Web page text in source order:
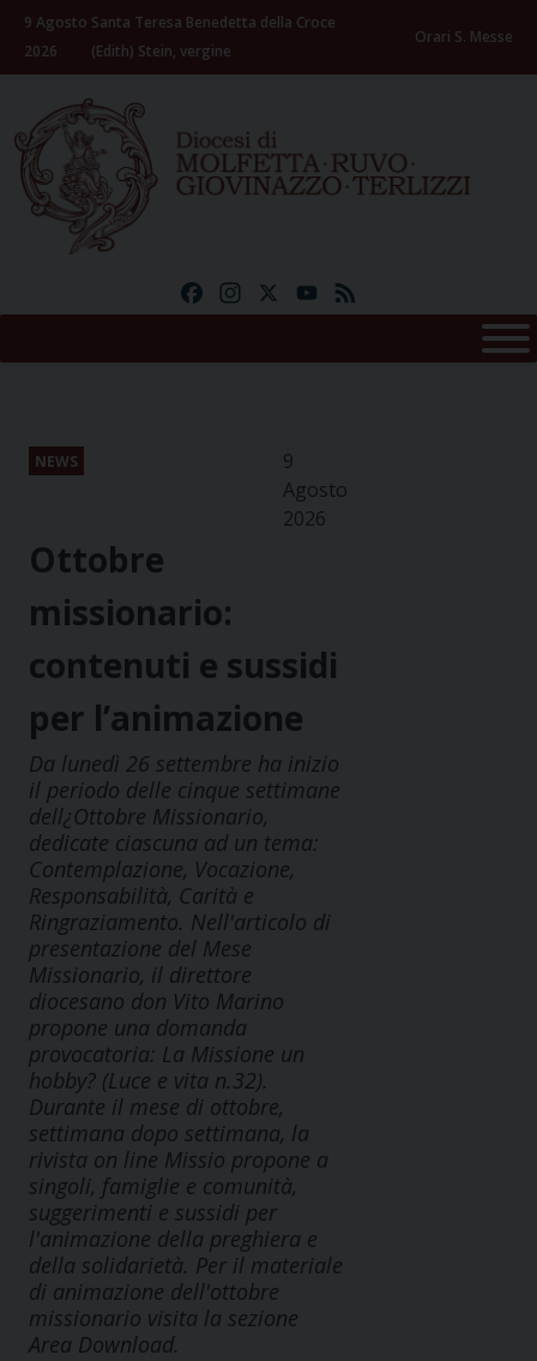
Skip
content
9 Agosto
2026
Santa Teresa Benedetta della Croce
(Edith) Stein, vergine
Orari S. Messe
FacebookInstagramYouTube
NEWS
9
Agosto
2026
Ottobre
missionario:
contenuti e sussidi
per l’animazione
Da lunedì 26 settembre ha inizio
il periodo delle cinque settimane
dell¿Ottobre Missionario,
dedicate ciascuna ad un tema:
Contemplazione, Vocazione,
Responsabilità, Carità e
Ringraziamento. Nell'articolo di
presentazione del Mese
Missionario, il direttore
diocesano don Vito Marino
propone una domanda
provocatoria: La Missione un
hobby? (Luce e vita n.32).
Durante il mese di ottobre,
settimana dopo settimana, la
rivista on line Missio propone a
singoli, famiglie e comunità,
suggerimenti e sussidi per
l'animazione della preghiera e
della solidarietà. Per il materiale
di animazione dell'ottobre
missionario visita la sezione
Area Download.